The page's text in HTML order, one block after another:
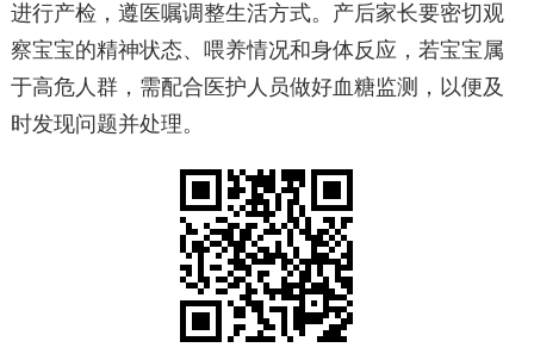
进行产检，遵医嘱调整生活方式。产后家长要密切观
察宝宝的精神状态、喂养情况和身体反应，若宝宝属
于高危人群，需配合医护人员做好血糖监测，以便及
时发现问题并处理。